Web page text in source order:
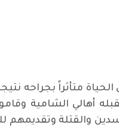
متأثراً بجراحه
أهالي الشامية
والقتلة وتقديمهم